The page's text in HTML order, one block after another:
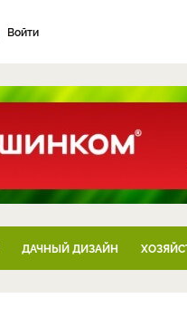
Войти
ДАЧНЫЙ ДИЗАЙН